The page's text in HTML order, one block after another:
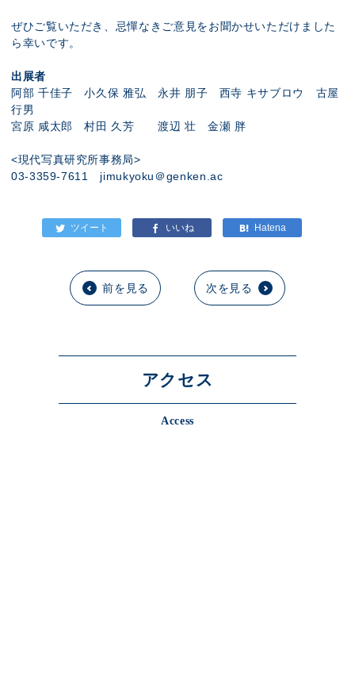
ぜひご覧いただき、忌憚なきご意見をお聞かせいただけました
ら幸いです。
出展者
阿部 千佳子 小久保 雅弘 永井 朋子 西寺 キサブロウ 古屋
行男
宮原 咸太郎 村田 久芳 渡辺 壮 金瀬 胖
<現代写真研究所事務局>
03-3359-7611 jimukyoku＠genken.ac
前を見る 次を見る
アクセス
Access